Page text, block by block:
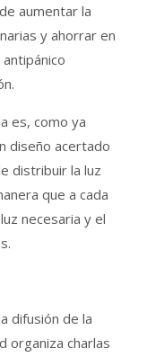
aumentar la
y ahorrar en
es, como ya
diseño acertado
distribuir la luz
que a cada
necesaria y el
difusión de la
organiza charlas